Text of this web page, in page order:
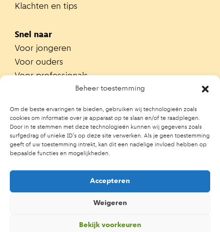
Beheer toestemming
Om de beste ervaringen te bieden, gebruiken wij technologieën zoals
cookies om informatie over je apparaat op te slaan en/of te raadplegen.
Door in te stemmen met deze technologieën kunnen wij gegevens zoals
surfgedrag of unieke ID's op deze site verwerken. Als je geen toestemming
geeft of uw toestemming intrekt, kan dit een nadelige invloed hebben op
bepaalde functies en mogelijkheden.
Accepteren
Weigeren
Bekijk voorkeuren
Klachten en tips
Snel naar
Voor jongeren
Voor ouders
Voor professionals
Zoek contactpersoon op school
Trainingen
Ouderportaal JGZ